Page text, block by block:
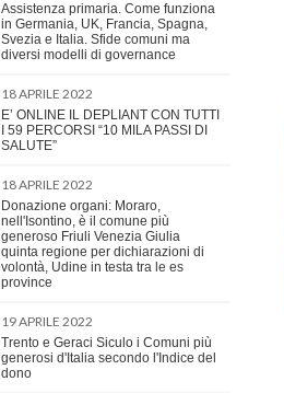
Assistenza primaria. Come funziona
in Germania, UK, Francia, Spagna,
Svezia e Italia. Sfide comuni ma
diversi modelli di governance
18 APRILE 2022
E’ ONLINE IL DEPLIANT CON TUTTI
I 59 PERCORSI “10 MILA PASSI DI
SALUTE”
18 APRILE 2022
Donazione organi: Moraro,
nell'Isontino, è il comune più
generoso Friuli Venezia Giulia
quinta regione per dichiarazioni di
volontà, Udine in testa tra le es
province
19 APRILE 2022
Trento e Geraci Siculo i Comuni più
generosi d'Italia secondo l'Indice del
dono